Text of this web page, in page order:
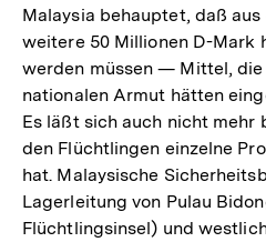
Malaysia behauptet, daß
weitere 50 Millionen D-Mark
werden müssen — Mittel,
nationalen Armut hätten
Es läßt sich auch nicht mehr
den Flüchtlingen einzelne
hat. Malaysische
Lagerleitung von Pulau
Flüchtlingsinsel) und